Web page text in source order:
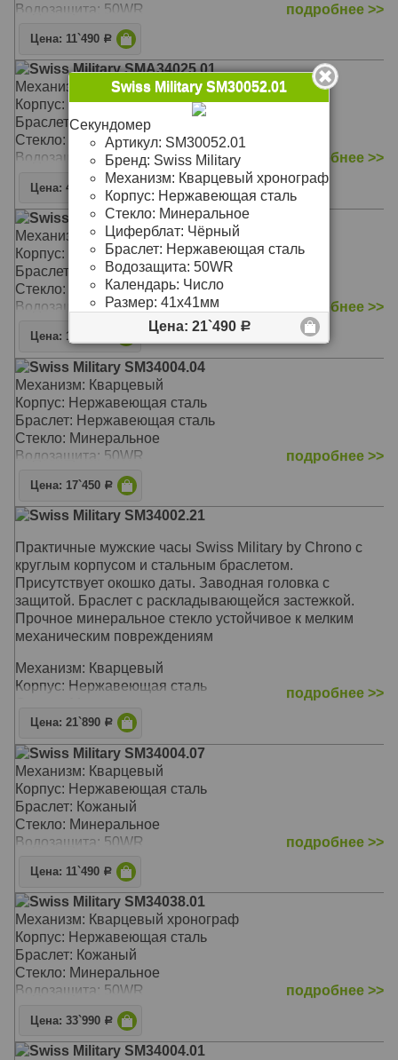
Водозащита: 50WR
подробнее >>
Цена: 11`490 Р
Swiss Military SMA34025.01
Механизм: Механика с автоподзаводом
Корпус: Нержавеющая сталь
Браслет: Нержавеющая сталь
Стекло: Сапфировое
Водозащита: 100WR
подробнее >>
Цена: 44`490
Swiss Military SM34039.11
Механизм: Кварцевый
Корпус: Нержавеющая сталь с PVD покрытием
Браслет: Кожаный
Стекло: Сапфировое
Водозащита: 100WR
подробнее >>
Цена: 11`990
Swiss Military SM34004.04
Механизм: Кварцевый
Корпус: Нержавеющая сталь
Браслет: Нержавеющая сталь
Стекло: Минеральное
Водозащита: 50WR
подробнее >>
Цена: 17`450 Р
Swiss Military SM34002.21
Практичные мужские часы Swiss Military by Chrono с
круглым корпусом и стальным браслетом.
Присутствует окошко даты. Заводная головка с
защитой. Браслет с раскладывающейся застежкой.
Прочное минеральное стекло устойчивое к мелким
механическим повреждениям
Механизм: Кварцевый
Корпус: Нержавеющая сталь
Браслет: Нержавеющая сталь
Размер: 39 х 39 мм
подробнее >>
Цена: 21`890 Р
Swiss Military SM34004.07
Механизм: Кварцевый
Корпус: Нержавеющая сталь
Браслет: Кожаный
Стекло: Минеральное
Водозащита: 50WR
подробнее >>
Цена: 11`490 Р
Swiss Military SM34038.01
Механизм: Кварцевый хронограф
Корпус: Нержавеющая сталь
Браслет: Кожаный
Стекло: Минеральное
Водозащита: 50WR
подробнее >>
Цена: 33`990 Р
Swiss Military SM34004.01
Swiss Military SM30052.01
Секундомер
Артикул: SM30052.01
Бренд: Swiss Military
Механизм: Кварцевый хронограф
Корпус: Нержавеющая сталь
Стекло: Минеральное
Циферблат: Чёрный
Браслет: Нержавеющая сталь
Водозащита: 50WR
Календарь: Число
Размер: 41х41мм
Цена: 21`490 Р